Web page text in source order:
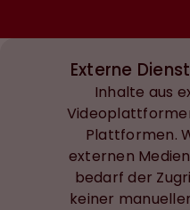
Externe
Inhalte aus
Plattformen.
externen
bedarf der
keiner